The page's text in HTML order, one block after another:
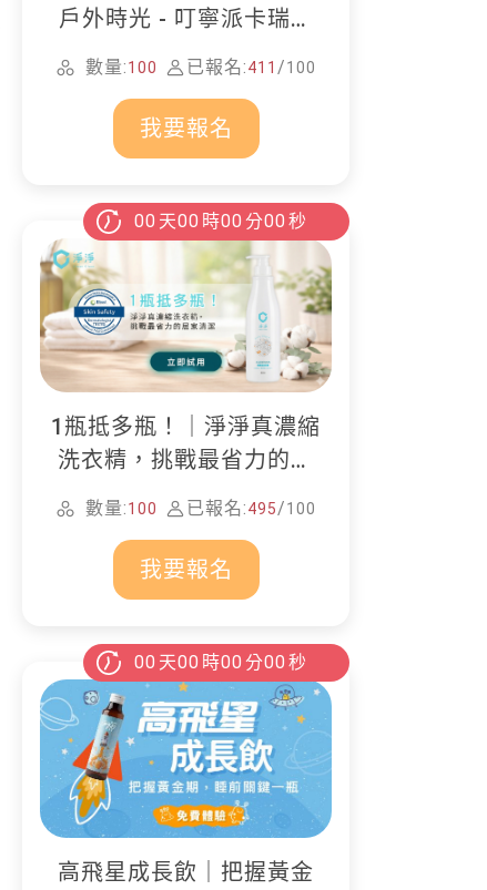
戶外時光 - 叮寧派卡瑞丁
防蚊液
數量:100 已報名:411 /100
我要報名
00 天00 時00 分00 秒
1瓶抵多瓶！｜淨淨真濃縮
洗衣精，挑戰最省力的居
家清潔
數量:100 已報名:495/100
我要報名
00 天00 時00 分00 秒
高飛星成長飲｜把握黃金